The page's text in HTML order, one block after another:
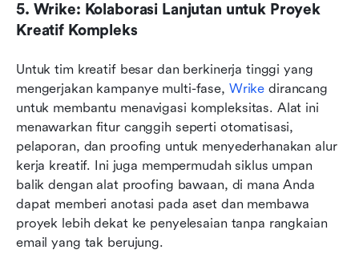
5. Wrike: Kolaborasi Lanjutan untuk Proyek
Kreatif Kompleks
Untuk tim kreatif besar dan berkinerja tinggi yang
mengerjakan kampanye multi-fase, Wrike dirancang
untuk membantu menavigasi kompleksitas. Alat ini
menawarkan fitur canggih seperti otomatisasi,
pelaporan, dan proofing untuk menyederhanakan alur
kerja kreatif. Ini juga mempermudah siklus umpan
balik dengan alat proofing bawaan, di mana Anda
dapat memberi anotasi pada aset dan membawa
proyek lebih dekat ke penyelesaian tanpa rangkaian
email yang tak berujung.